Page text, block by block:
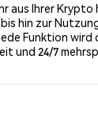
aus Ihrer Krypto
hin zur
Funktion wird
und 24/7